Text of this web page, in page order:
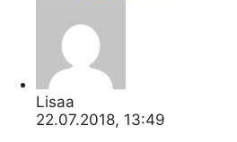
Lisaa
22.07.2018, 13:49